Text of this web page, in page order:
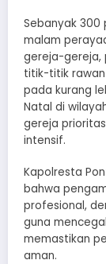
Sebanyak 300
malam
gereja-gereja,
titik-titik
pada kurang
Natal di
gereja
intensif.
Kapolresta
bahwa
profesional,
guna
memastikan
aman.